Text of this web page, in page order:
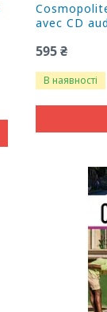
avec CD
595 ₴
В наявності